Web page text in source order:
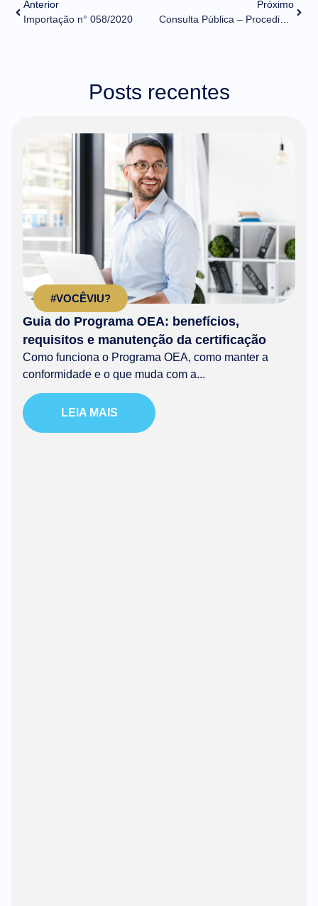
Anterior
Importação n° 058/2020
Próximo
Consulta Pública – Procedimentos para habilitação em ZFM
Posts recentes
#VOCÊVIU?
Guia do Programa OEA: benefícios,
requisitos e manutenção da certificação
Como funciona o Programa OEA, como manter a
conformidade e o que muda com a...
LEIA MAIS